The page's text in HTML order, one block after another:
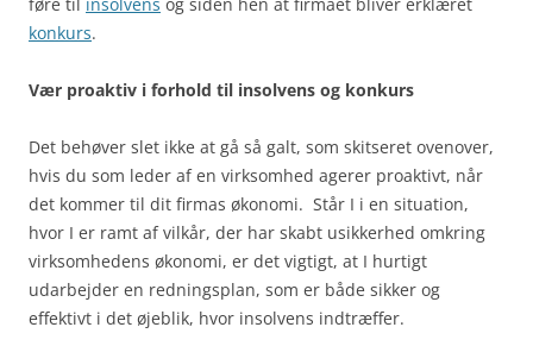
konkurs.
Vær proaktiv i forhold til insolvens og konkurs
Det behøver slet ikke at gå så galt, som skitseret ovenover,
hvis du som leder af en virksomhed agerer proaktivt, når
det kommer til dit firmas økonomi. Står I i en situation,
hvor I er ramt af vilkår, der har skabt usikkerhed omkring
virksomhedens økonomi, er det vigtigt, at I hurtigt
udarbejder en redningsplan, som er både sikker og
effektivt i det øjeblik, hvor insolvens indtræffer.